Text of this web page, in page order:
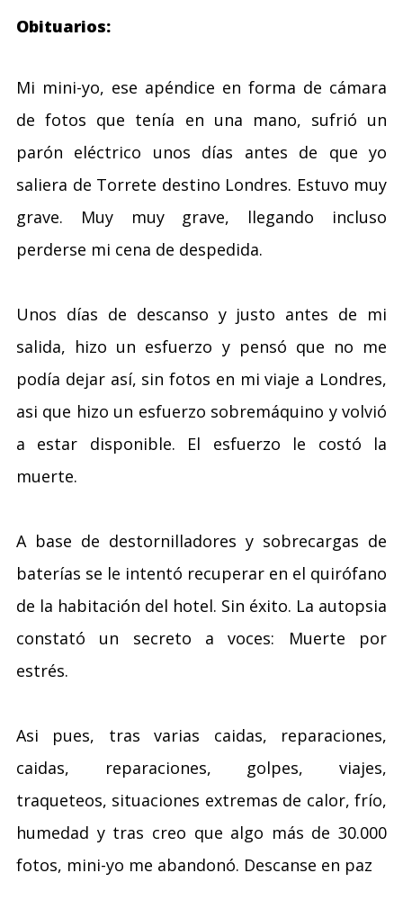
Obituarios:
Mi mini-yo, ese apéndice en forma de cámara
de fotos que tenía en una mano, sufrió un
parón eléctrico unos días antes de que yo
saliera de Torrete destino Londres. Estuvo muy
grave. Muy muy grave, llegando incluso
perderse mi cena de despedida.
Unos días de descanso y justo antes de mi
salida, hizo un esfuerzo y pensó que no me
podía dejar así, sin fotos en mi viaje a Londres,
asi que hizo un esfuerzo sobremáquino y volvió
a estar disponible. El esfuerzo le costó la
muerte.
A base de destornilladores y sobrecargas de
baterías se le intentó recuperar en el quirófano
de la habitación del hotel. Sin éxito. La autopsia
constató un secreto a voces: Muerte por
estrés.
Asi pues, tras varias caidas, reparaciones,
caidas, reparaciones, golpes, viajes,
traqueteos, situaciones extremas de calor, frío,
humedad y tras creo que algo más de 30.000
fotos, mini-yo me abandonó. Descanse en paz